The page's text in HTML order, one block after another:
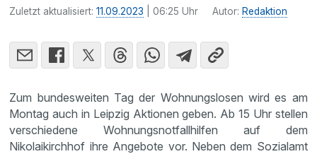
Zuletzt aktualisiert:11.09.2023 | 06:25 Uhr Autor: Redaktion
Zum bundesweiten Tag der Wohnungslosen wird es am
Montag auch in Leipzig Aktionen geben. Ab 15 Uhr stellen
verschiedene Wohnungsnotfallhilfen auf dem
Nikolaikirchhof ihre Angebote vor. Neben dem Sozialamt